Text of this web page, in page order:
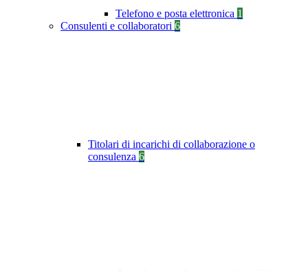
Telefono e posta elettronica 1
Consulenti e collaboratori 6
Titolari di incarichi di collaborazione o
consulenza 6